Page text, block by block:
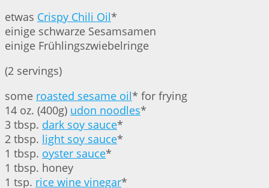
etwas Crispy Chili Oil*
einige schwarze Sesamsamen
einige Frühlingszwiebelringe
(2 servings)
some roasted sesame oil* for frying
14 oz. (400g) udon noodles*
3 tbsp. dark soy sauce*
2 tbsp. light soy sauce*
1 tbsp. oyster sauce*
1 tbsp. honey
1 tsp. rice wine vinegar*